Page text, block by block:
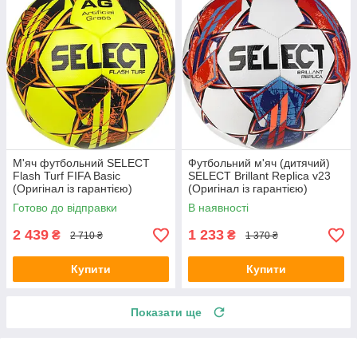
М'яч футбольний SELECT
Flash Turf FIFA Basic
(Оригінал із гарантією)
Готово до відправки
2 439 ₴ 2 710 ₴
Купити
Футбольний м'яч (дитячий)
SELECT Brillant Replica v23
(Оригінал із гарантією)
В наявності
1 233 ₴ 1 370 ₴
Купити
Показати ще